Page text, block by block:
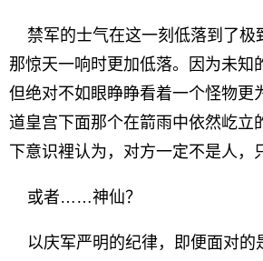
禁军的士气在这一刻低落到了极
那惊天一响时更加低落。因为未知
但绝对不如眼睁睁看着一个怪物更
道皇宫下面那个在箭雨中依然屹立
下意识裡认为，对方一定不是人，
或者……神仙？
以庆军严明的纪律，即便面对的